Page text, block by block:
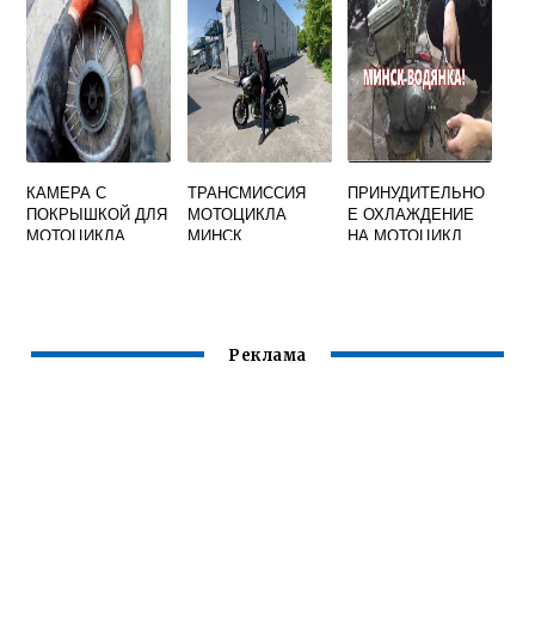
КАМЕРА С
ПОКРЫШКОЙ ДЛЯ
МОТОЦИКЛА
ТРАНСМИССИЯ
МОТОЦИКЛА
МИНСК
ПРИНУДИТЕЛЬНО
Е ОХЛАЖДЕНИЕ
НА МОТОЦИКЛ
Реклама